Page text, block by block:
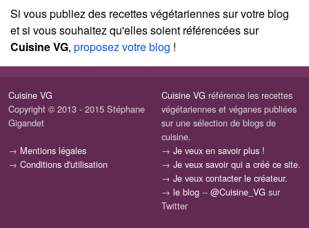
Si vous publiez des recettes végétariennes sur votre blog
et si vous souhaitez qu'elles soient référencées sur
Cuisine VG, proposez votre blog !
Cuisine VG
Copyright © 2013 - 2015 Stéphane
Gigandet
→ Mentions légales
→ Conditions d'utilisation
Cuisine VG référence les recettes
végétariennes et véganes publiées
sur une sélection de blogs de
cuisine.
→ Je veux en savoir plus !
→ Je veux savoir qui a créé ce site.
→ Je veux contacter le créateur.
→ le blog -- @Cuisine_VG sur
Twitter